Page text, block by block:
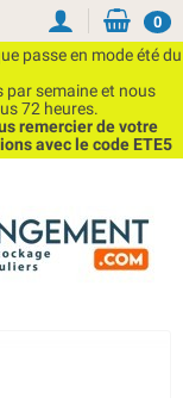
passe en mode été du
par semaine et nous
72 heures.
remercier de votre
avec le code ETE5
0